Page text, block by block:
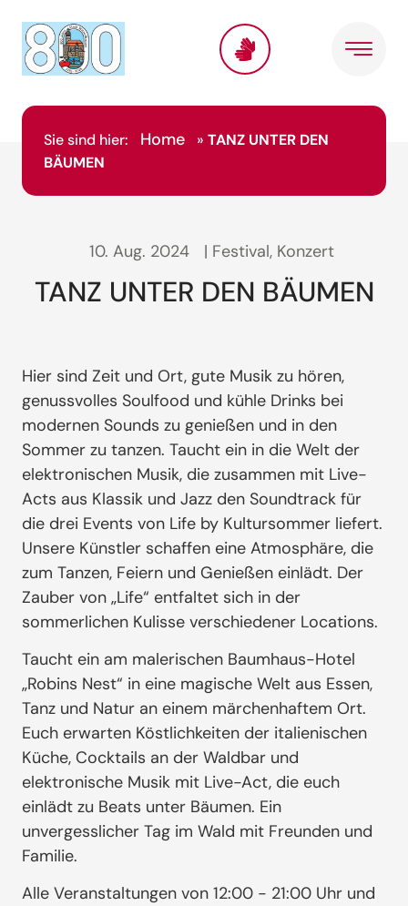
Sie sind hier: Home » TANZ UNTER DEN
BÄUMEN
10. Aug. 2024 | Festival, Konzert
TANZ UNTER DEN BÄUMEN
Hier sind Zeit und Ort, gute Musik zu hören,
genussvolles Soulfood und kühle Drinks bei
modernen Sounds zu genießen und in den
Sommer zu tanzen. Taucht ein in die Welt der
elektronischen Musik, die zusammen mit Live-
Acts aus Klassik und Jazz den Soundtrack für
die drei Events von Life by Kultursommer liefert.
Unsere Künstler schaffen eine Atmosphäre, die
zum Tanzen, Feiern und Genießen einlädt. Der
Zauber von „Life“ entfaltet sich in der
sommerlichen Kulisse verschiedener Locations.
Taucht ein am malerischen Baumhaus-Hotel
„Robins Nest“ in eine magische Welt aus Essen,
Tanz und Natur an einem märchenhaftem Ort.
Euch erwarten Köstlichkeiten der italienischen
Küche, Cocktails an der Waldbar und
elektronische Musik mit Live-Act, die euch
einlädt zu Beats unter Bäumen. Ein
unvergesslicher Tag im Wald mit Freunden und
Familie.
Alle Veranstaltungen von 12:00 - 21:00 Uhr und